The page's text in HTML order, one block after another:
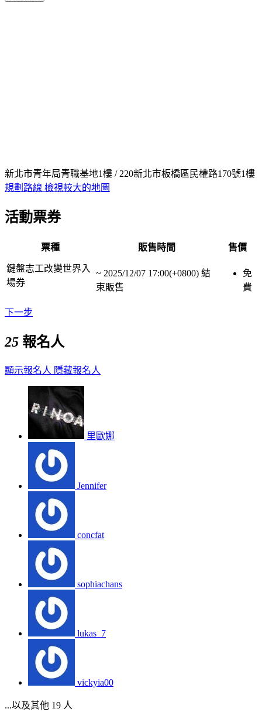
新北市青年局青職基地1樓 / 220新北市板橋區民權路170號1樓
規劃路線 檢視較大的地圖
活動票券
票種 販售時間 售價
鍵盤志工改變世界入
場券
~ 2025/12/07 17:00(+0800) 結
束販售
免
費
下一步
25 報名人
顯示報名人 隱藏報名人
里歐娜
Jennifer
concfat
sophiachans
lukas_7
vickyia00
...以及其他 19 人